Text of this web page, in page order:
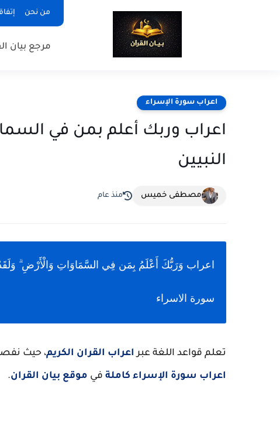
من نحن
مرجع بيان
اعراب سورة الإسراء
اعراب وربك أعلم بمن في
النبيين
مصطفى خميس منذ عام
سورة الاسراء
تعلم قواعد اللغة عبر اعراب القران الكريم، حيث نفصل كلمات الآية
اعراب سورة الإسراء كاملة في موقع بيان القران.